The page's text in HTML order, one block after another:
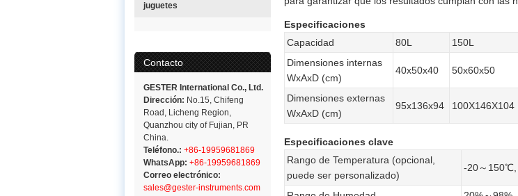
juguetes
Contacto
GESTER International Co., Ltd.
Dirección: No.15, Chifeng
Road, Licheng Region,
Quanzhou city of Fujian, PR
China.
Teléfono.: +86-19959681869
WhatsApp: +86-19959681869
Correo electrónico:
sales@gester-instruments.com
Especificaciones
Capacidad
80L 150L
Dimensiones internas
WxAxD (cm)
40x50x40 50x60x50
Dimensiones externas
WxAxD (cm)
95x136x94 100X146X104
Especificaciones clave
Rango de Temperatura (opcional,
puede ser personalizado)
-20～150℃,